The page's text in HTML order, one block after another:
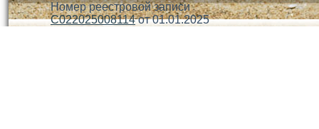
Номер реестровой записи
С022025008114от 01.01.2025